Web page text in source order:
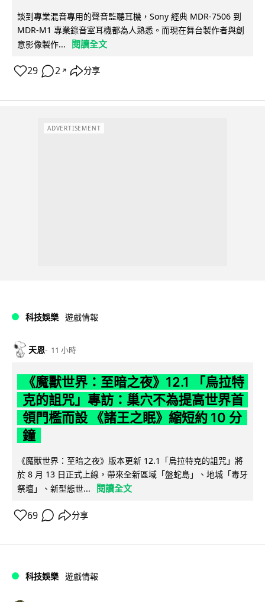
談到專業混音專用的聲音監聽耳機，Sony 經典 MDR-7506 到
MDR-M1 專業錄音室耳機都為人熟悉。而現在舞台製作者與創
意影像製作...
閱讀全文
29 2 ↗ 分享
ADVERTISEMENT
科技娛樂 遊戲情報
天恩 11 小時
《魔獸世界：至暗之夜》12.1 「烏拉特
克的詛咒」專訪：巢穴不為提高世界首
領門檻而設 《諸王之眠》縮短約 10 分
鐘
《魔獸世界：至暗之夜》版本更新 12.1「烏拉特克的詛咒」將
於 8 月 13 日正式上線，帶來全新區域「盤蛇島」、地城「毒牙
祭壇」、新型態世...
閱讀全文
69 分享
科技娛樂 遊戲情報